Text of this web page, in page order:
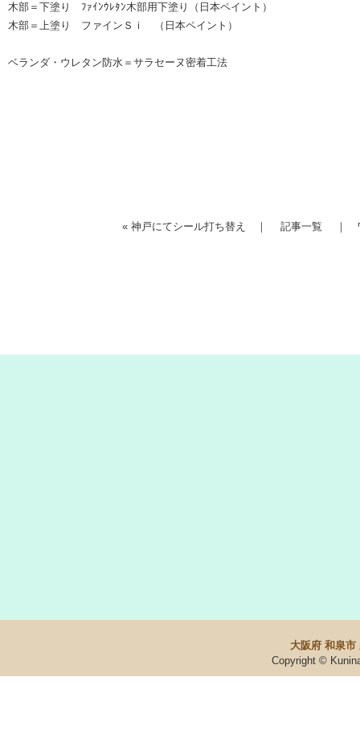
木部＝下塗り ﾌｧｲﾝｳﾚﾀﾝ木部用下塗り（日本ペイント）
木部＝上塗り ファインＳｉ （日本ペイント）
ベランダ・ウレタン防水＝サラセーヌ密着工法
« 神戸にてシール打ち替え ｜ 記事一覧 ｜
大阪府 和泉市
Copyright ©